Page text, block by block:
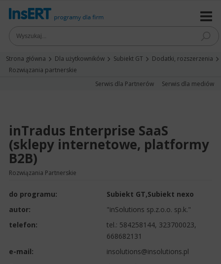
Strona główna Dla użytkowników Subiekt GT
Dodatki, rozszerzenia
Rozwiązania partnerskie
Serwis dla Partnerów
Serwis dla mediów
inTradus Enterprise SaaS
(sklepy internetowe, platformy
B2B)
Rozwiązania Partnerskie
do programu: Subiekt GT,Subiekt nexo
autor:
"inSolutions sp.z.o.o. sp.k."
telefon:
tel.: 584258144, 323700023,
668682131
e-mail:
insolutions@insolutions.pl